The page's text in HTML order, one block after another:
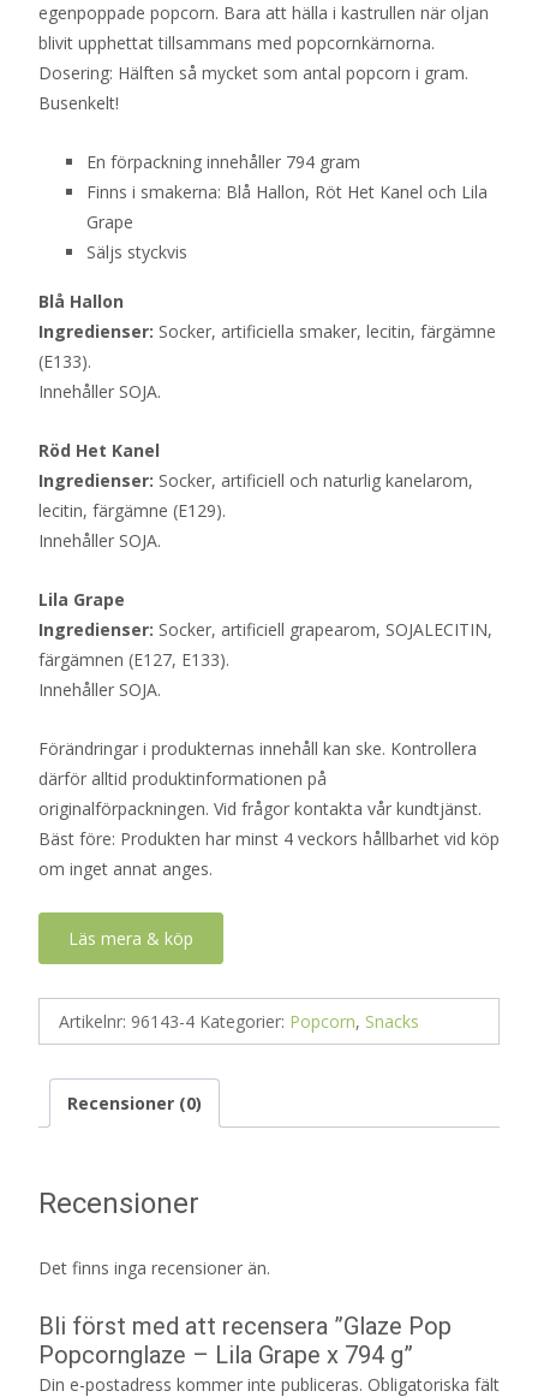
egenpoppade popcorn. Bara att hälla i kastrullen när oljan
blivit upphettat tillsammans med popcornkärnorna.
Dosering: Hälften så mycket som antal popcorn i gram.
Busenkelt!
En förpackning innehåller 794 gram
Finns i smakerna: Blå Hallon, Röt Het Kanel och Lila
Grape
Säljs styckvis
Blå Hallon
Ingredienser: Socker, artificiella smaker, lecitin, färgämne
(E133).
Innehåller SOJA.
Röd Het Kanel
Ingredienser: Socker, artificiell och naturlig kanelarom,
lecitin, färgämne (E129).
Innehåller SOJA.
Lila Grape
Ingredienser: Socker, artificiell grapearom, SOJALECITIN,
färgämnen (E127, E133).
Innehåller SOJA.
Förändringar i produkternas innehåll kan ske. Kontrollera
därför alltid produktinformationen på
originalförpackningen. Vid frågor kontakta vår kundtjänst.
Bäst före: Produkten har minst 4 veckors hållbarhet vid köp
om inget annat anges.
Läs mera & köp
Artikelnr: 96143-4 Kategorier: Popcorn, Snacks
Recensioner (0)
Recensioner
Det finns inga recensioner än.
Bli först med att recensera ”Glaze Pop
Popcornglaze – Lila Grape x 794 g”
Din e-postadress kommer inte publiceras. Obligatoriska fält